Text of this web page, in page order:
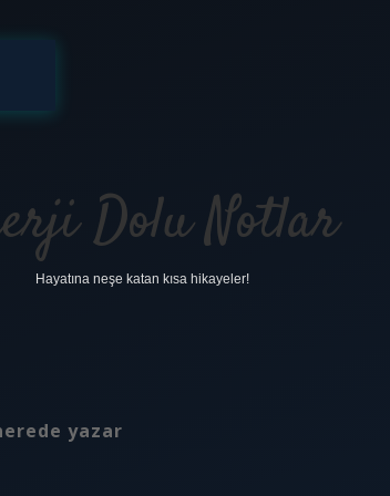
Dolu Notlar
Hayatına neşe katan kısa hikayeler!
yazar